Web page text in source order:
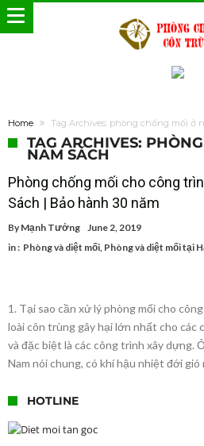
Home Tag Archives: phòng chống mối ở
TAG ARCHIVES:
NAM SÁCH
Phòng chống mối cho công
Sách | Bảo hành 30 năm
By Mạnh Tưởng June 2, 2019
in : Phòng và diệt mối, Phòng và diệt mối tại
1. Tại sao cần xử lý phòng mối cho
loài côn trùng gây hại lớn nhất cho các
và đặc biệt là các công trình xây dựng.
Nam nói chung, có khí hậu nhiệt đới gió
HOTLINE